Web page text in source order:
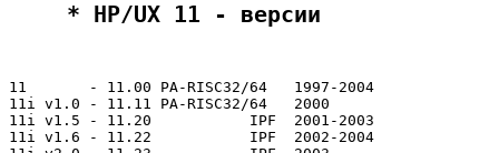
* HP/UX 11 - версии
11       - 11.00 PA-RISC32/64   1997-2004
11i v1.0 - 11.11 PA-RISC32/64   2000
11i v1.5 - 11.20           IPF  2001-2003
11i v1.6 - 11.22           IPF  2002-2004